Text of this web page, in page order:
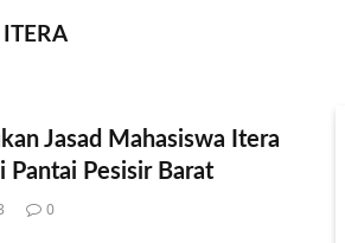
ITERA
Jasad Mahasiswa Itera
Pantai Pesisir Barat
0